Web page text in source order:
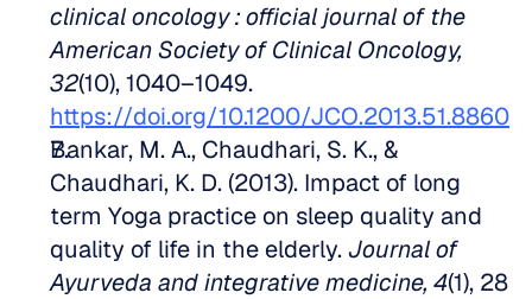
clinical oncology : official journal of the
American Society of Clinical Oncology,
32
https://doi.org/10.1200/JCO.2013.51.8860
Bankar, M. A., Chaudhari, S. K., &
Chaudhari, K. D. (2013). Impact of long
term Yoga practice on sleep quality and
quality of life in the elderly. Journal of
Ayurveda and integrative medicine, 4(1), 28